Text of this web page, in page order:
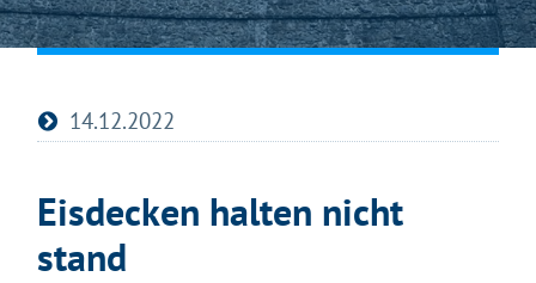
14.12.2022
Eisdecken halten nicht
stand